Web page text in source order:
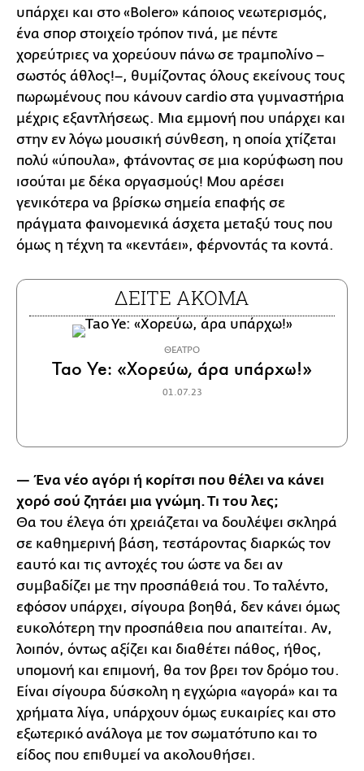
υπάρχει και στο «Bolero» κάποιος νεωτερισμός,
ένα σπορ στοιχείο τρόπον τινά, με πέντε
χορεύτριες να χορεύουν πάνω σε τραμπολίνο –
σωστός άθλος!–, θυμίζοντας όλους εκείνους τους
πωρωμένους που κάνουν cardio στα γυμναστήρια
μέχρις εξαντλήσεως. Μια εμμονή που υπάρχει και
στην εν λόγω μουσική σύνθεση, η οποία χτίζεται
πολύ «ύπουλα», φτάνοντας σε μια κορύφωση που
ισούται με δέκα οργασμούς! Μου αρέσει
γενικότερα να βρίσκω σημεία επαφής σε
πράγματα φαινομενικά άσχετα μεταξύ τους που
όμως η τέχνη τα «κεντάει», φέρνοντάς τα κοντά.
ΔΕΙΤΕ ΑΚΟΜΑ
ΘΕΑΤΡΟ
Tao Ye: «Χορεύω, άρα υπάρχω!»
01.07.23
— Ένα νέο αγόρι ή κορίτσι που θέλει να κάνει
χορό σού ζητάει μια γνώμη. Τι του λες;
Θα του έλεγα ότι χρειάζεται να δουλέψει σκληρά
σε καθημερινή βάση, τεστάροντας διαρκώς τον
εαυτό και τις αντοχές του ώστε να δει αν
συμβαδίζει με την προσπάθειά του. Το ταλέντο,
εφόσον υπάρχει, σίγουρα βοηθά, δεν κάνει όμως
ευκολότερη την προσπάθεια που απαιτείται. Αν,
λοιπόν, όντως αξίζει και διαθέτει πάθος, ήθος,
υπομονή και επιμονή, θα τον βρει τον δρόμο του.
Είναι σίγουρα δύσκολη η εγχώρια «αγορά» και τα
χρήματα λίγα, υπάρχουν όμως ευκαιρίες και στο
εξωτερικό ανάλογα με τον σωματότυπο και το
είδος που επιθυμεί να ακολουθήσει.